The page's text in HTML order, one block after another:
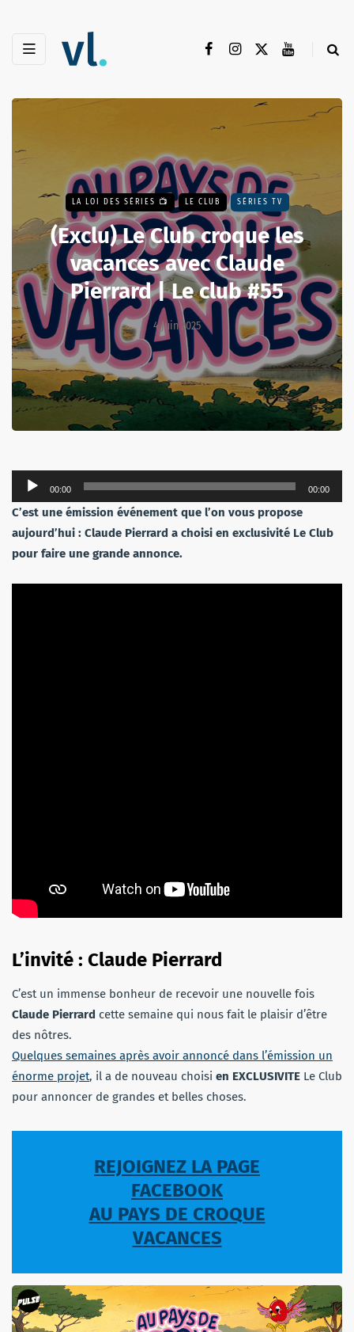
LA LOI DES SÉRIES 📺 LE CLUB SÉRIES TV
(Exclu) Le Club croque les
vacances avec Claude
Pierrard | Le club #55
4 juin 2025
Lecteur
audio
00:00 00:00
C’est une émission événement que l’on vous propose
aujourd’hui : Claude Pierrard a choisi en exclusivité Le Club
pour faire une grande annonce.
L’invité : Claude Pierrard
C’est un immense bonheur de recevoir une nouvelle fois
Claude Pierrard cette semaine qui nous fait le plaisir d’être
des nôtres.
Quelques semaines après avoir annoncé dans l’émission un
énorme projet, il a de nouveau choisi en EXCLUSIVITE Le Club
pour annoncer de grandes et belles choses.
REJOIGNEZ LA PAGE
FACEBOOK
AU PAYS DE CROQUE
VACANCES